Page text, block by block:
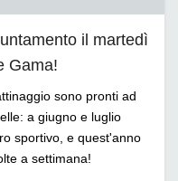
il martedì
Gama!
sono pronti ad
a giugno e luglio
sportivo, e quest'anno
a settimana!